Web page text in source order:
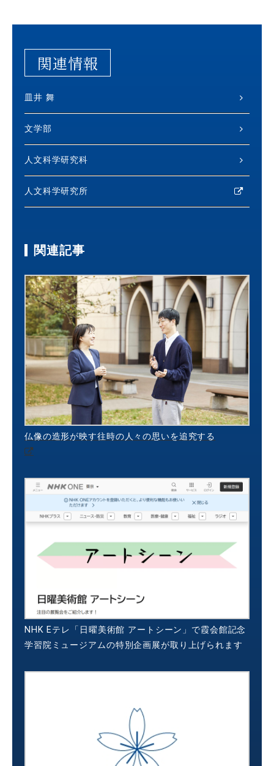
関連情報
皿井 舞
文学部
人文科学研究科
人文科学研究所
関連記事
仏像の造形が映す往時の人々の思いを追究する
NHK Eテレ「日曜美術館 アートシーン」で霞会館記念
学習院ミュージアムの特別企画展が取り上げられます